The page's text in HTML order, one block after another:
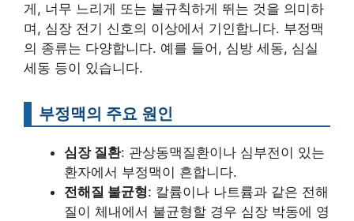
게, 너무 느리게 또는 불규칙하게 뛰는 것을 의미하
며, 심장 전기 신호의 이상에서 기인합니다. 부정맥
의 종류는 다양합니다. 예를 들어, 심방 세동, 심실
세동 등이 있습니다.
부정맥의 주요 원인
심장 질환: 관상동맥질환이나 심부전이 있는
환자에서 부정맥이 흔합니다.
전해질 불균형: 칼륨이나 나트륨과 같은 전해
질이 체내에서 불균형할 경우 심장 박동에 영